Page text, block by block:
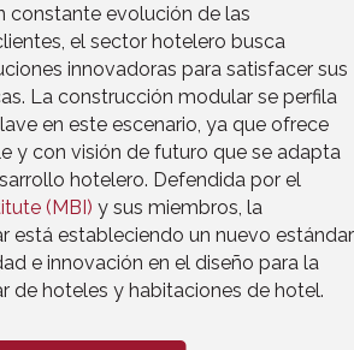
constante evolución de las
el sector hotelero busca
innovadoras para satisfacer sus
La construcción modular se perfila
en este escenario, ya que ofrece
y con visión de futuro que se adapta
hotelero. Defendida por el
(MBI) y sus miembros, la
está estableciendo un nuevo estándar
e innovación en el diseño para la
de hoteles y habitaciones de hotel.